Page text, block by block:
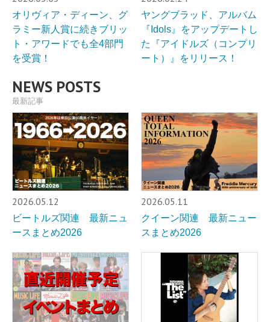
オリヴィア・ディーン、グ
ラミー新人賞に続きブリッ
ト・アワードでも全4部門
を受賞！
ヤングブラッド、アルバム
『Idols』をアップデートし
た『アイドルズ（コンプリ
ート）』をリリース！
NEWS POSTS
最新記事
2026.05.12
ビートルズ関連 最新ニュ
ースまとめ2026
2026.05.11
クイーン関連 最新ニュー
スまとめ2026